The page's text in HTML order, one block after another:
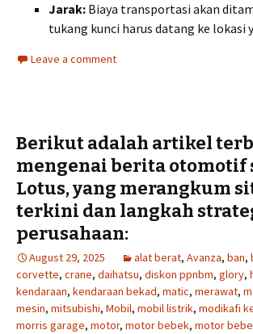
Jarak: Biaya transportasi akan
tukang kunci harus datang ke lokasi
Leave a comment
Berikut adalah artikel
mengenai berita otomotif
Lotus, yang merangkum
terkini dan langkah
perusahaan:
August 29, 2025 alat berat, Avanza, ban,
corvette, crane, daihatsu, diskon ppnbm, glory,
kendaraan, kendaraan bekad, matic, merawat,
mesin, mitsubishi, Mobil, mobil listrik, modikafi
morris garage, motor, motor bebek, motor